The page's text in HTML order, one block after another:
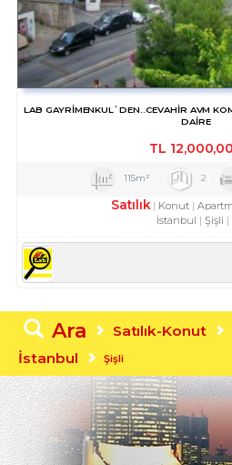
LAB GAYRIMENKUL`DEN..CEVAHİR AVM
DAİRE
TL
115m² 2
Satılık Konut
İstanbul
Şişli
Ara Satılık-Konut
İstanbul Şişli